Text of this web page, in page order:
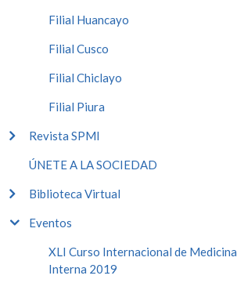
Filial Huancayo
Filial Cusco
Filial Chiclayo
Filial Piura
Revista SPMI
ÚNETE A LA SOCIEDAD
Biblioteca Virtual
Eventos
XLI Curso Internacional de Medicina
Interna 2019